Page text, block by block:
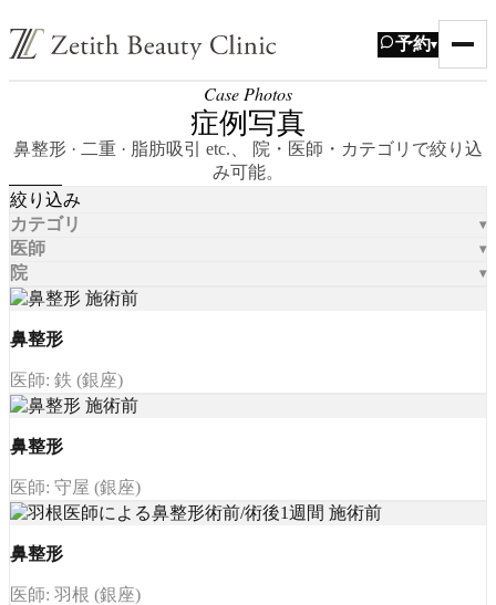
予約▾
Case Photos
症例写真
鼻整形 · 二重 · 脂肪吸引 etc.、 院・医師・カテゴリで絞り込
み可能。
絞り込み
カテゴリ
医師
院
鼻整形
医師: 鉄 (銀座)
鼻整形
医師: 守屋 (銀座)
鼻整形
医師: 羽根 (銀座)